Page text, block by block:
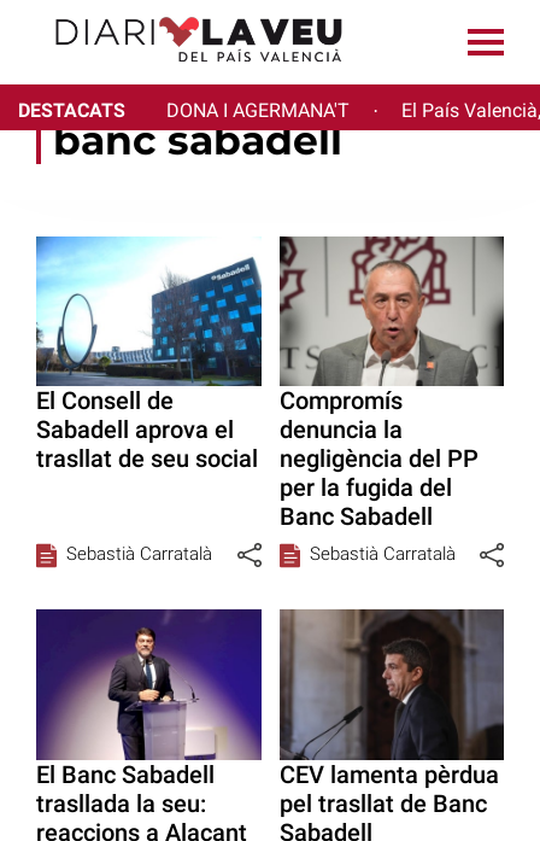
DESTACATS DONA I AGERMANA'T · El País
banc sabadell
El Consell de
Sabadell aprova el
trasllat de seu social
Sebastià Carratalà
Compromís
denuncia la
negligència del PP
per la fugida del
Banc Sabadell
Sebastià Carratalà
El Banc Sabadell
trasllada la seu:
reaccions a Alacant
CEV lamenta pèrdua
pel trasllat de Banc
Sabadell